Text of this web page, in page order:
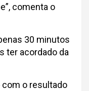
comenta o
30 minutos
ter acordado da
o resultado